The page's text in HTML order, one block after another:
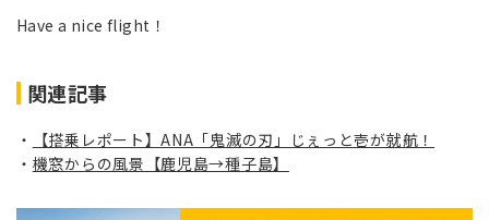
Have a nice flight！
関連記事
【搭乗レポート】ANA「鬼滅の刃」じぇっと壱が就航！
機窓からの風景【鹿児島→種子島】